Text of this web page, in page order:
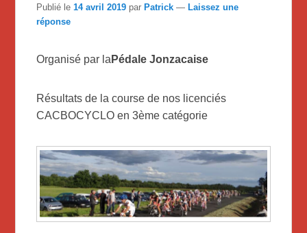
Publié le14 avril 2019 par Patrick — Laissez une
réponse
Organisé par laPédale Jonzacaise
Résultats de la course de nos licenciés
CACBOCYCLO en 3ème catégorie